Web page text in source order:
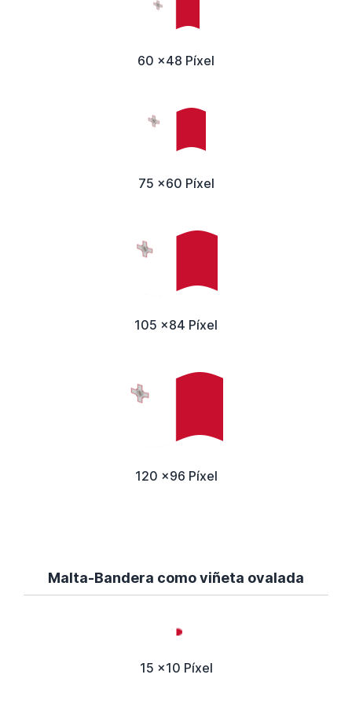
60 x48 Píxel
75 x60 Píxel
105 x84 Píxel
120 x96 Píxel
Malta-Bandera como viñeta ovalada
15 x10 Píxel